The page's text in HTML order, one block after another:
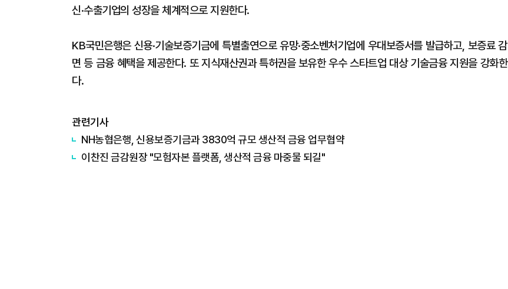
신·수출기업의 성장을 체계적으로 지원한다.
KB국민은행은 신용·기술보증기금에 특별출연으로 유망·중소벤처기업에 우대보증서를 발급하고, 보증료 감
면 등 금융 혜택을 제공한다. 또 지식재산권과 특허권을 보유한 우수 스타트업 대상 기술금융 지원을 강화한
다.
관련기사
NH농협은행, 신용보증기금과 3830억 규모 생산적 금융 업무협약
이찬진 금감원장 "모험자본 플랫폼, 생산적 금융 마중물 되길"